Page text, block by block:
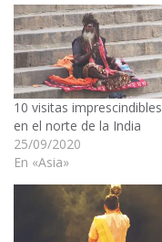
10 visitas imprescindibles
en el norte de la India
25/09/2020
En «Asia»